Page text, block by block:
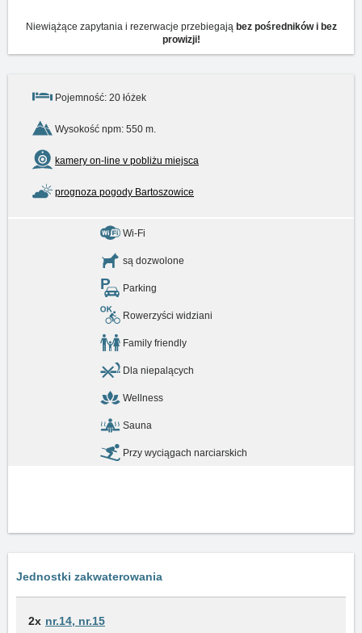
Niewiążące zapytania i rezerwacje przebiegają bez pośredników i bez
prowizji!
Pojemność: 20 łóżek
Wysokość npm: 550 m.
kamery on-line v pobliżu miejsca
prognoza pogody Bartoszowice
Wi-Fi
są dozwolone
Parking
Rowerzyści widziani
Family friendly
Dla niepalących
Wellness
Sauna
Przy wyciągach narciarskich
Jednostki zakwaterowania
2x nr.14, nr.15